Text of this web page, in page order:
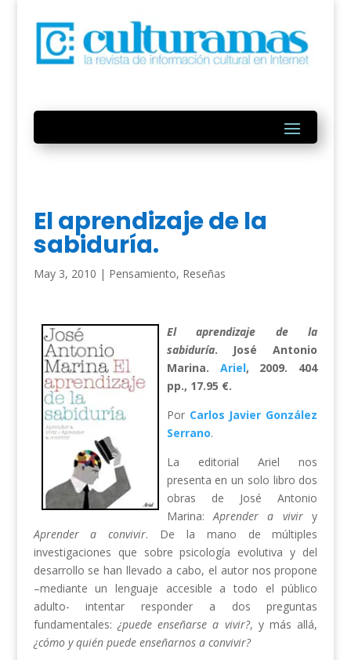
El aprendizaje de la
sabiduría.
May 3, 2010 | Pensamiento, Reseñas
El aprendizaje de la
sabiduría. José Antonio
Marina. Ariel, 2009. 404
pp., 17.95 €.
Por Carlos Javier González
Serrano.
La editorial Ariel nos
presenta en un solo libro dos
obras de José Antonio
Marina:Aprender a viviry
Aprender a convivir. De la mano de múltiples
investigaciones que sobre psicología evolutiva y del
desarrollo se han llevado a cabo, el autor nos propone
–mediante un lenguaje accesible a todo el público
adulto- intentar responder a dos preguntas
fundamentales: ¿puede enseñarse a vivir?, y más allá,
¿cómo y quién puede enseñarnos a convivir?